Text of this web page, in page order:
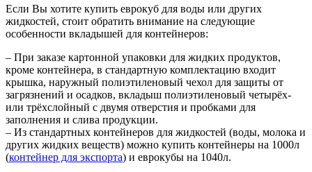
Если Вы хотите купить еврокуб для воды или других
жидкостей, стоит обратить внимание на следующие
особенности вкладышей для контейнеров:
– При заказе картонной упаковки для жидких продуктов,
кроме контейнера, в стандартную комплектацию входит
крышка, наружный полиэтиленовый чехол для защиты от
загрязнений и осадков, вкладыш полиэтиленовый четырёх-
или трёхслойный с двумя отверстия и пробками для
заполнения и слива продукции.
– Из стандартных контейнеров для жидкостей (воды, молока и
других жидких веществ) можно купить контейнеры на 1000л
(контейнер для экспорта) и еврокубы на 1040л.